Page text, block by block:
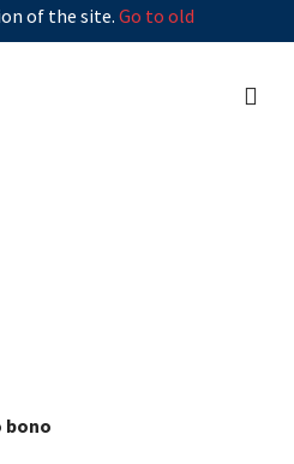
of the site. Go to old
bono